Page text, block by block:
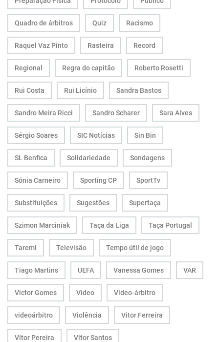
Quadro de árbitros Quiz Racismo
Raquel Vaz Pinto Rasteira Record
Regional Regra do capitão Roberto Rosetti
Rui Costa Rui Licínio Sandra Bastos
Sandro Meira Ricci Sandro Scharer Sara Alves
Sérgio Soares SIC Notícias Sin Bin
SL Benfica Solidariedade Sondagens
Sónia Carneiro Sporting CP SportTv
Substituições Sugestões Supertaça
Szimon Marciniak Taça da Liga Taça Portugal
Taremi Televisão Tempo útil de jogo
Tiago Martins UEFA Vanessa Gomes VAR
Victor Gomes Vídeo Vídeo-árbitro
videoárbitro Violência Vitor Ferreira
Vítor Pereira Vítor Santos